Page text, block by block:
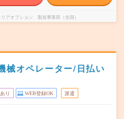
アオプション 製造事業部（全国）
械オペレーター/日払い
り WEB登録OK 派遣